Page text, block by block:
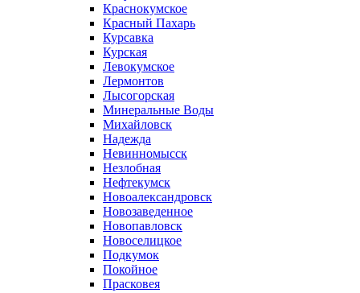
Краснокумское
Красный Пахарь
Курсавка
Курская
Левокумское
Лермонтов
Лысогорская
Минеральные Воды
Михайловск
Надежда
Невинномысск
Незлобная
Нефтекумск
Новоалександровск
Новозаведенное
Новопавловск
Новоселицкое
Подкумок
Покойное
Прасковея